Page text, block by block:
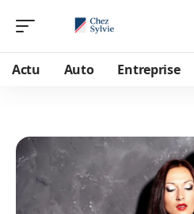
Actu Auto Entreprise